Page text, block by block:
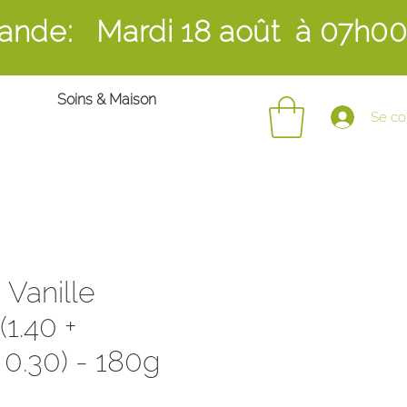
Mardi 18 août à 07h00
Soins & Maison
Se
+
- 180g